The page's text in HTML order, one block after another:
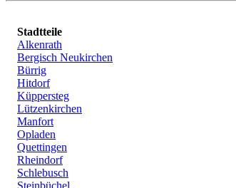
Stadtteile
Alkenrath
Bergisch Neukirchen
Bürrig
Hitdorf
Küppersteg
Lützenkirchen
Manfort
Opladen
Quettingen
Rheindorf
Schlebusch
Steinbüchel